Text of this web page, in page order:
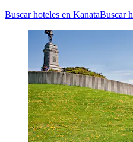
Buscar hoteles en KanataBuscar